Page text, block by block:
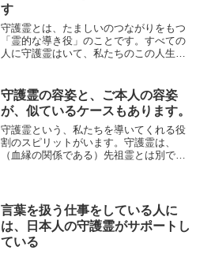
す
守護霊とは、たましいのつながりをもつ
「霊的な導き役」のことです。すべての
人に守護霊はいて、私たちのこの人生を
守護霊の容姿と、ご本人の容姿
が、似ているケースもあります。
守護霊という、私たちを導いてくれる役
割のスピリットがいます。守護霊は、
（血縁の関係である）先祖霊とは別です
言葉を扱う仕事をしている人に
は、日本人の守護霊がサポートし
ている